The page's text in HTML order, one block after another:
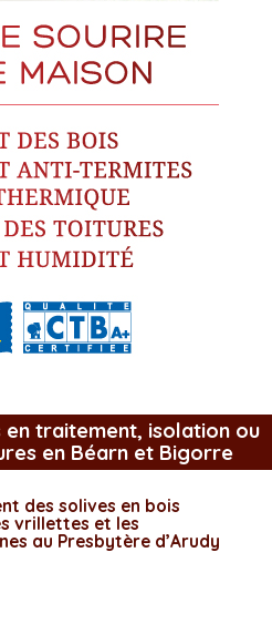
traitement, isolation ou
en Béarn et Bigorre
des solives en bois
vrillettes et les
au Presbytère d’Arudy